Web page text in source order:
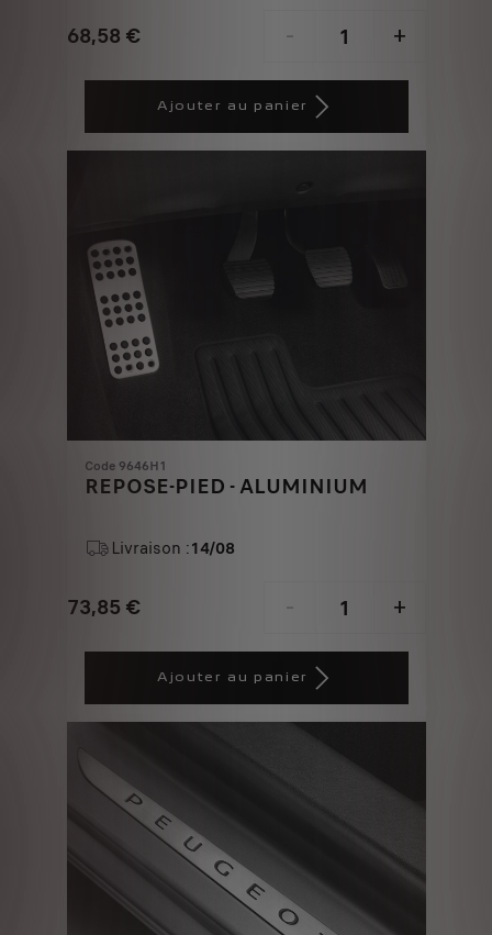
68,58 €
Price
€
- +
Quantity
1
Ajouter au panier
Code 9646H1
REPOSE-PIED - ALUMINIUM
Livraison :14/08
73,85 €
Price
€
- +
Quantity
1
Ajouter au panier